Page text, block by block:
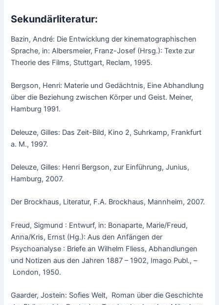
Sekundärliteratur:
Bazin, André: Die Entwicklung der kinematographischen
Sprache, in: Albersmeier, Franz-Josef (Hrsg.): Texte zur
Theorie des Films, Stuttgart, Reclam, 1995.
Bergson, Henri: Materie und Gedächtnis, Eine Abhandlung
über die Beziehung zwischen Körper und Geist. Meiner,
Hamburg 1991.
Deleuze, Gilles: Das Zeit-Bild, Kino 2, Suhrkamp, Frankfurt
a. M., 1997.
Deleuze, Gilles: Henri Bergson, zur Einführung, Junius,
Hamburg, 2007.
Der Brockhaus, Literatur, F.A. Brockhaus, Mannheim, 2007.
Freud, Sigmund : Entwurf, in: Bonaparte, Marie/Freud,
Anna/Kris, Ernst (Hg.): Aus den Anfängen der
Psychoanalyse : Briefe an Wilhelm Fliess, Abhandlungen
und Notizen aus den Jahren 1887 – 1902, Imago Publ., –
London, 1950.
Gaarder, Jostein: Sofies Welt, Roman über die Geschichte